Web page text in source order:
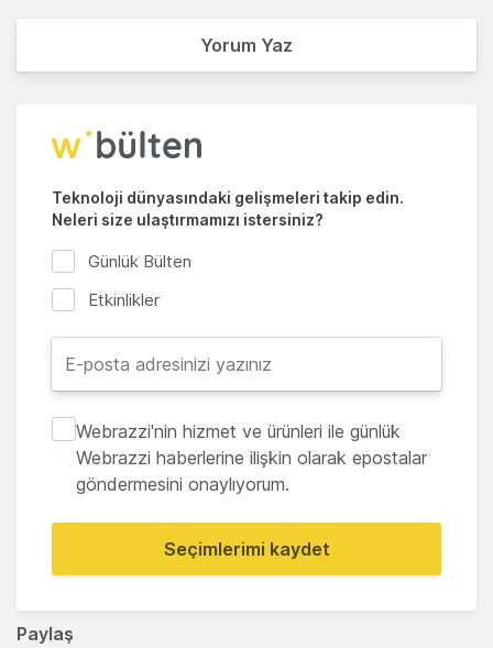
Paylaş
Yorum Yaz
Teknoloji dünyasındaki gelişmeleri takip edin.
Neleri size ulaştırmamızı istersiniz?
Günlük Bülten
Etkinlikler
Webrazzi'nin hizmet ve ürünleri ile günlük
Webrazzi haberlerine ilişkin olarak epostalar
göndermesini onaylıyorum.
Seçimlerimi kaydet